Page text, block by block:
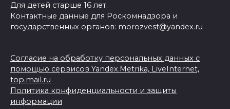
Для детей старше 16 лет.
Контактные данные для Роскомнадзора и
государственных органов: morozvest@yandex.ru
Согласие на обработку персональных данных с
помощью сервисов Yandex.Metrika, LiveInternet,
top.mail.ru
Политика конфиденциальности и защиты
информации